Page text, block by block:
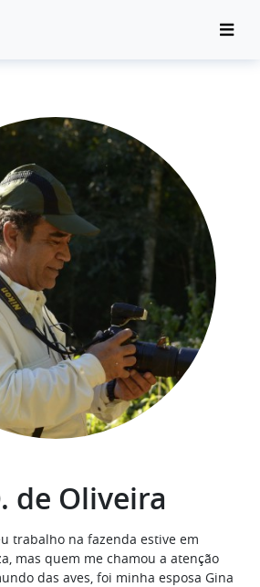
de Oliveira
trabalho na fazenda estive em
mas quem me chamou a atenção
das aves, foi minha esposa Gina